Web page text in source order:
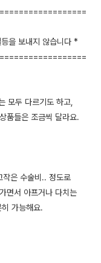
을 보내지 않습니다 *
모두 다르기도 하고,
품들은 조금씩 달라요.
작은 수술비.. 정도로
면서 아프거나 다치는
가능해요.